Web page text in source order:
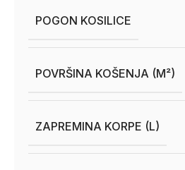
POGON KOSILICE
POVRŠINA KOŠENJA (M²)
ZAPREMINA KORPE (L)